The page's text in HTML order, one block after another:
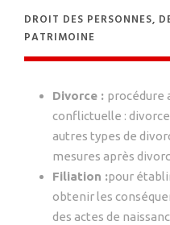
DROIT DES PERSONNES,
PATRIMOINE
Divorce : procédure
conflictuelle :
autres types de
mesures après
Filiation :pour
obtenir les
des actes de